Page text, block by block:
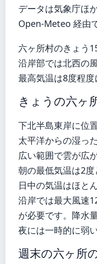
データは気象庁ほ
Open-Meteo 経由
六ヶ所村のきょう
沿岸部では北西の
最高気温は8度程度
きょうの六ヶ
下北半島東岸に位
太平洋からの湿っ
広い範囲で雲が広
朝の最低気温は2度
日中の気温はほと
沿岸では最大風速
が必要です。降水
夜には一時的に弱
週末の六ヶ所